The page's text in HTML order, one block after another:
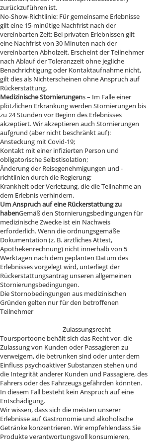
zurückzuführen ist.
No-Show-Richtlinie: Für gemeinsame Erlebnisse
gilt eine 15-minütige Nachfrist nach der
vereinbarten Zeit; Bei privaten Erlebnissen gilt
eine Nachfrist von 30 Minuten nach der
vereinbarten Abholzeit. Erscheint der Teilnehmer
nach Ablauf der Toleranzzeit ohne jegliche
Benachrichtigung oder Kontaktaufnahme nicht,
gilt dies als Nichterscheinen ohne Anspruch auf
Rückerstattung.
Medizinische Stornierungens – Im Falle einer
plötzlichen Erkrankung werden Stornierungen bis
zu 24 Stunden vor Beginn des Erlebnisses
akzeptiert. Wir akzeptieren auch Stornierungen
aufgrund (aber nicht beschränkt auf):
Ansteckung mit Covid-19;
Kontakt mit einer infizierten Person und
obligatorische Selbstisolation;
Änderung der Reisegenehmigungen und -
richtlinien durch die Regierung;
Krankheit oder Verletzung, die die Teilnahme an
dem Erlebnis verhindern.
Um Anspruch auf eine Rückerstattung zu
habenGemäß den Stornierungsbedingungen für
medizinische Zwecke ist ein Nachweis
erforderlich. Wenn die ordnungsgemäße
Dokumentation (z. B. ärztliches Attest,
Apothekenrechnung) nicht innerhalb von 5
Werktagen nach dem geplanten Datum des
Erlebnisses vorgelegt wird, unterliegt der
Rückerstattungsantrag unseren allgemeinen
Stornierungsbedingungen.
Die Stornobedingungen aus medizinischen
Gründen gelten nur für den betroffenen
Teilnehmer
Zulassungsrecht
Toursportoone behält sich das Recht vor, die
Zulassung von Kunden oder Passagieren zu
verweigern, die betrunken sind oder unter dem
Einfluss psychoaktiver Substanzen stehen und
die Integrität anderer Kunden und Passagiere, des
Fahrers oder des Fahrzeugs gefährden könnten.
In diesem Fall besteht kein Anspruch auf eine
Entschädigung.
Wir wissen, dass sich die meisten unserer
Erlebnisse auf Gastronomie und alkoholische
Getränke konzentrieren. Wir empfehlendass Sie
Produkte verantwortungsvoll konsumieren,